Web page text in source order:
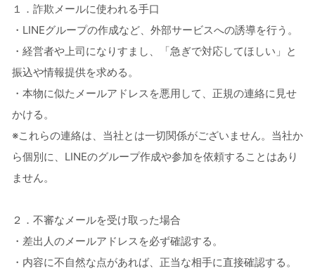
１．詐欺メールに使われる手口
・LINEグループの作成など、外部サービスへの誘導を行う。
・経営者や上司になりすまし、「急ぎで対応してほしい」と
振込や情報提供を求める。
・本物に似たメールアドレスを悪用して、正規の連絡に見せ
かける。
※これらの連絡は、当社とは一切関係がございません。当社か
ら個別に、LINEのグループ作成や参加を依頼することはあり
ません。
２．不審なメールを受け取った場合
・差出人のメールアドレスを必ず確認する。
・内容に不自然な点があれば、正当な相手に直接確認する。